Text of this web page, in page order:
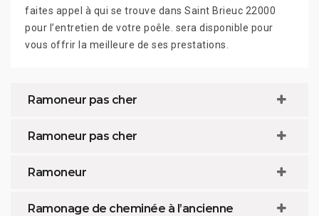
faites appel à qui se trouve dans Saint Brieuc 22000
pour l’entretien de votre poêle. sera disponible pour
vous offrir la meilleure de ses prestations.
Ramoneur pas cher
Ramoneur pas cher
Ramoneur
Ramonage de cheminée à l’ancienne